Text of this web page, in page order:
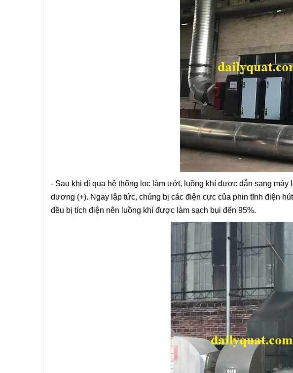
- Sau khi đi qua hệ thống lọc làm ướt, luồng khí được dẫn sang
dương (+). Ngay lập tức, chúng bị các điện cực của phin tĩnh điện
đều bị tích điện nên luồng khí được làm sạch bụi đến 95%.